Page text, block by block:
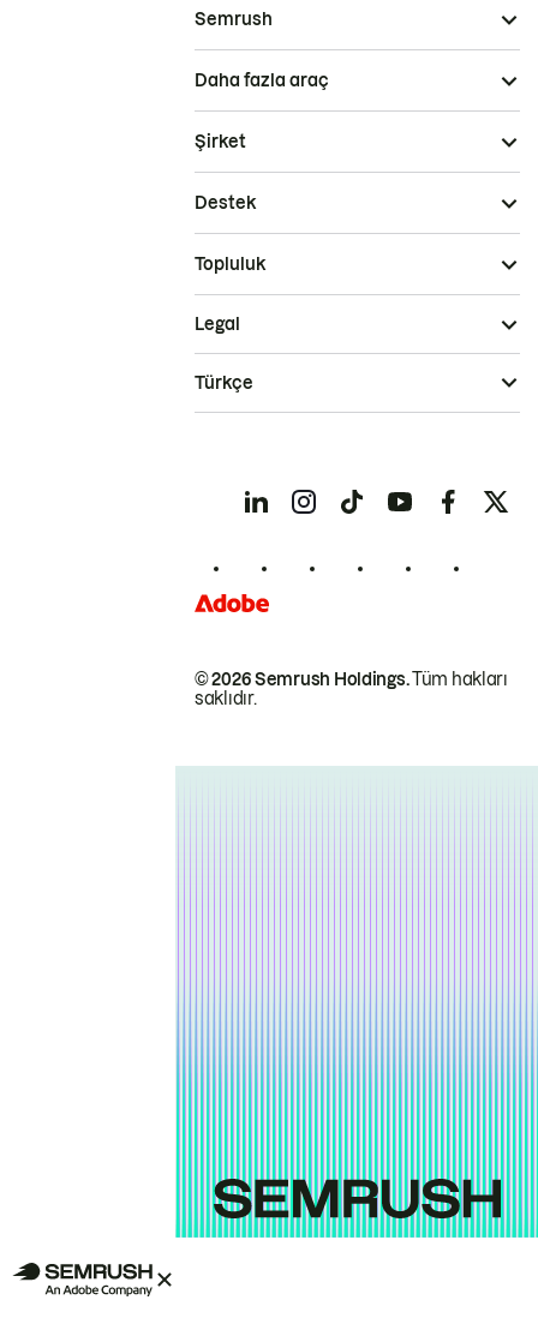
Semrush
Daha fazla araç
Şirket
Destek
Topluluk
© 2026 Semrush Holdings.Tüm hakları
saklıdır.
Legal
Türkçe